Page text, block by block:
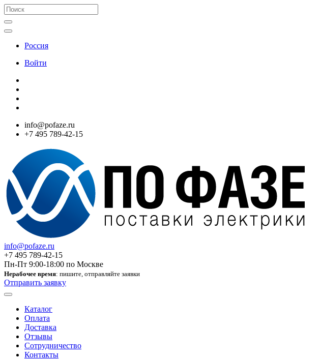
Россия
Войти
info@pofaze.ru
+7 495 789-42-15
info@pofaze.ru
+7 495 789-42-15
Пн-Пт 9:00-18:00 по Москве
Нерабочее время: пишите, отправляйте заявки
Отправить заявку
Каталог
Оплата
Доставка
Отзывы
Сотрудничество
Контакты